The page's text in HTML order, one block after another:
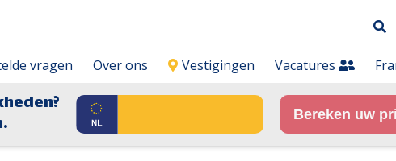
vragen Over ons Vestigingen Vacatures
Bereken uw